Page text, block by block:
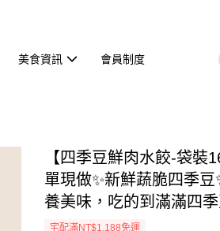
美食資訊 會員制度
【四季豆鮮肉水餃-袋裝
單現做✨新鮮蔬脆四季
養美味，吃的到滿滿四季
宅配滿NT$1,188免運